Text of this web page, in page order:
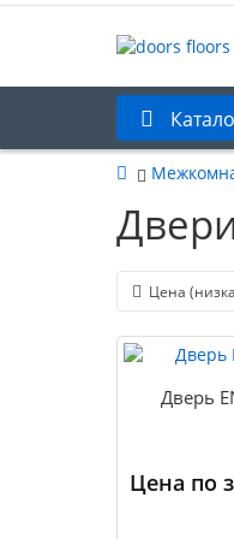
Цена
Дверь
Цена по